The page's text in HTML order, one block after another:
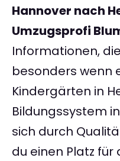
Hannover nach
Umzugsprofi
Informationen,
besonders wenn
Kindergärten in
Bildungssystem
sich durch
du einen Platz für